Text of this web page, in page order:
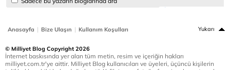
Anasayfa | Bize Ulaşın | Kullanım Koşulları Yukarı
© Milliyet Blog Copyright 2026
İnternet baskısında yer alan tüm metin, resim ve içeriğin hakları
milliyet.com.tr'ye aittir. Milliyet Blog kullanıcıları ve üyeleri, üçüncü kişilerin